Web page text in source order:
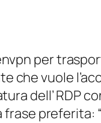
per
vuole
dell’ RDP
preferita: